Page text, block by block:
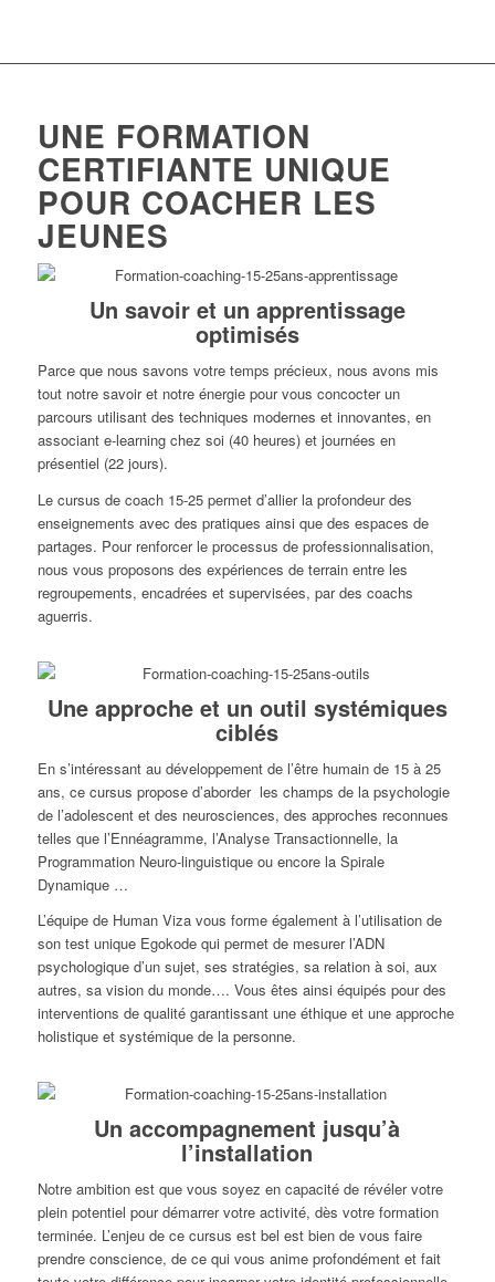
UNE FORMATION
CERTIFIANTE UNIQUE
POUR COACHER LES
JEUNES
Un savoir et un apprentissage
optimisés
Parce que nous savons votre temps précieux, nous avons mis
tout notre savoir et notre énergie pour vous concocter un
parcours utilisant des techniques modernes et innovantes, en
associant e-learning chez soi (40 heures) et journées en
présentiel (22 jours).
Le cursus de coach 15-25 permet d’allier la profondeur des
enseignements avec des pratiques ainsi que des espaces de
partages. Pour renforcer le processus de professionnalisation,
nous vous proposons des expériences de terrain entre les
regroupements, encadrées et supervisées, par des coachs
aguerris.
Une approche et un outil systémiques
ciblés
En s’intéressant au développement de l’être humain de 15 à 25
ans, ce cursus propose d’aborder les champs de la psychologie
de l’adolescent et des neurosciences, des approches reconnues
telles que l’Ennéagramme, l’Analyse Transactionnelle, la
Programmation Neuro-linguistique ou encore la Spirale
Dynamique …
L’équipe de Human Viza vous forme également à l’utilisation de
son test unique Egokode qui permet de mesurer l’ADN
psychologique d’un sujet, ses stratégies, sa relation à soi, aux
autres, sa vision du monde…. Vous êtes ainsi équipés pour des
interventions de qualité garantissant une éthique et une approche
holistique et systémique de la personne.
Un accompagnement jusqu’à
l’installation
Notre ambition est que vous soyez en capacité de révéler votre
plein potentiel pour démarrer votre activité, dès votre formation
terminée. L’enjeu de ce cursus est bel est bien de vous faire
prendre conscience, de ce qui vous anime profondément et fait